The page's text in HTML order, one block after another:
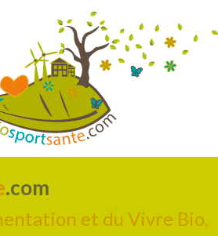
.com
et du Vivre Bio,